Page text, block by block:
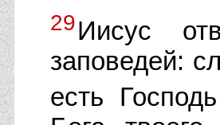
29Иисус
заповедей:
есть